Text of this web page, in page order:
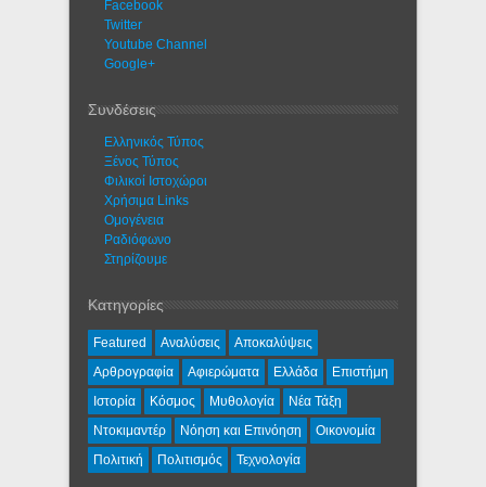
Facebook
Twitter
Youtube Channel
Google+
Συνδέσεις
Ελληνικός Τύπος
Ξένος Τύπος
Φιλικοί Ιστοχώροι
Χρήσιμα Links
Ομογένεια
Ραδιόφωνο
Στηρίζουμε
Κατηγορίες
Featured Αναλύσεις
Αποκαλύψεις
Αρθρογραφία
Αφιερώματα Ελλάδα
Επιστήμη
Ιστορία
Κόσμος Μυθολογία
Νέα Τάξη
Ντοκιμαντέρ
Νόηση και Επινόηση
Οικονομία
Πολιτική
Πολιτισμός Τεχνολογία